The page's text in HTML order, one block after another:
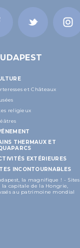
et Châteaux
religieux
THERMAUX ET
EXTÉRIEURES
INCONTOURNABLES
la magnifique ! - Sites
la capitale de la Hongrie,
au patrimoine mondial